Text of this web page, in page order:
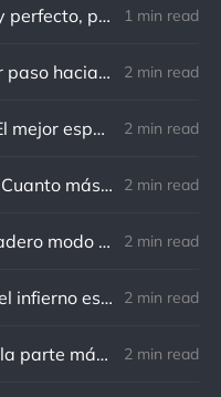
Gandhi: Jesús es puro y perfecto, pero vosotros los cristianos no sois como él. 1 min read
Richard Cecil: El primer paso hacia el conocimiento es saber que somos ignorantes. 2 min read
Peter Nivio Zarlenga: El mejor espejo es un viejo amigo. 2 min read
Norman Schwarzkopf: Cuanto más sudes por la paz, menos sangras por la guerra. 2 min read
Marco Aurelio: El verdadero modo de vengarse de un enemigo es no parecérsele. 2 min read
Nietzsche: El camino del infierno está asfaltado de buenas intenciones. 2 min read
Platón: El comienzo es la parte más importante del trabajo 2 min read